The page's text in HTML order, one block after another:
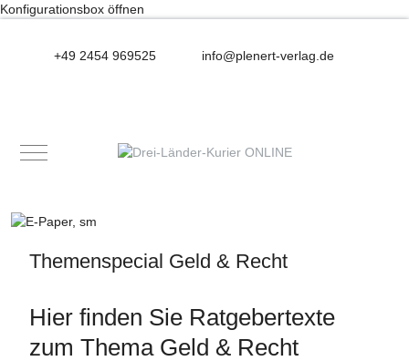
Konfigurationsbox öffnen
+49 2454 969525 info@plenert-verlag.de
Mobile Menu Toggle
Themenspecial Geld & Recht
Hier finden Sie Ratgebertexte
zum Thema Geld & Recht